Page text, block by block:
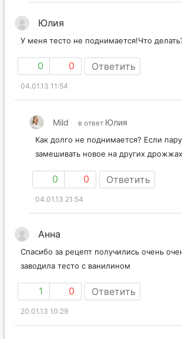
Юлия
У меня тесто не поднимается!Что
0 0 Ответить
04.01.13 11:54
Mild в ответ Юлия
Как долго не поднимается? Если
замешивать новое на других
0 0 Ответить
04.01.13 21:54
Анна
Спасибо за рецепт получились очень
заводила тесто с ванилином
1 0 Ответить
20.01.13 10:29